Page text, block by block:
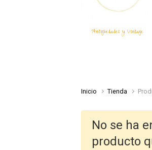
Antigüedades y Vintage
Inicio Tienda
No se ha
producto